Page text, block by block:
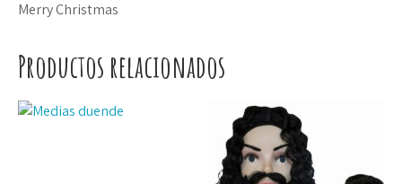
Merry Christmas
Productos relacionados